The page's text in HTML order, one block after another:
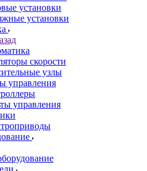
установки
установки
скорости
узлы
управления
управления